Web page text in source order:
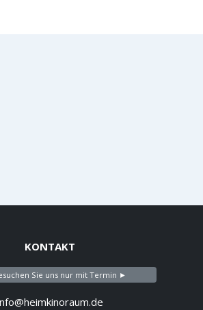
KONTAKT
Sie uns nur mit Termin ►